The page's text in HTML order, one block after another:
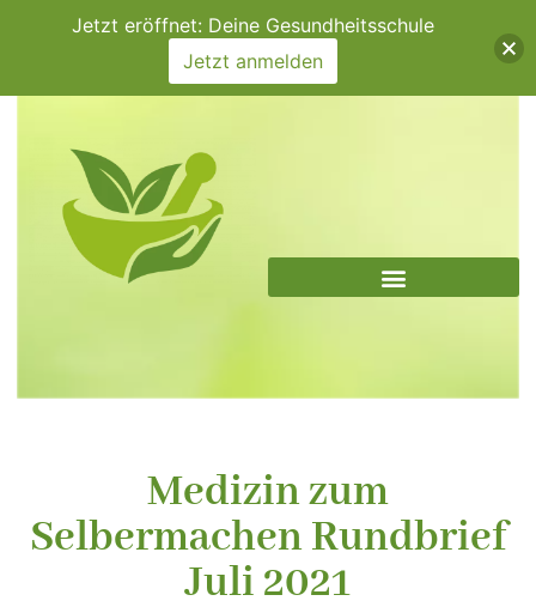
Medizin zum
Selbermachen Rundbrief
Juli 2021
Jetzt eröffnet: Deine Gesundheitsschule
Jetzt anmelden